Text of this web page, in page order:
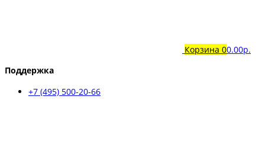
Корзина 00.00р.
Поддержка
+7 (495) 500-20-66